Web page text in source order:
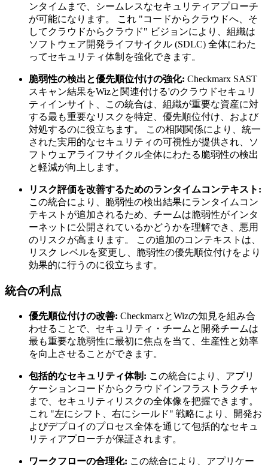
ンタイムまで、シームレスなセキュリティアプローチ
が可能になります。 これ "コードからクラウドへ、そ
してクラウドからクラウド" ビジョンにより、組織は
ソフトウェア開発ライフサイクル (SDLC) 全体にわた
ってセキュリティ体制を強化できます。
脆弱性の検出と優先順位付けの強化: Checkmarx SAST
スキャン結果をWizと関連付ける'のクラウドセキュリ
ティインサイト、この統合は、組織が重要な資産に対
する最も重要なリスクを特定、優先順位付け、および
対処するのに役立ちます。 この相関関係により、統一
された実用的なセキュリティの可視性が提供され、ソ
フトウェアライフサイクル全体にわたる脆弱性の検出
と軽減が向上します。
リスク評価を改善するためのランタイムコンテキスト:
この統合により、脆弱性の検出結果にランタイムコン
テキストが追加されるため、チームは脆弱性がインタ
ーネットに公開されているかどうかを理解でき、悪用
のリスクが高まります。 この追加のコンテキストは、
リスク レベルを変更し、脆弱性の優先順位付けをより
効果的に行うのに役立ちます。
統合の利点
優先順位付けの改善: CheckmarxとWizの知見を組み合
わせることで、セキュリティ・チームと開発チームは
最も重要な脆弱性に最初に焦点を当て、生産性と効率
を向上させることができます。
包括的なセキュリティ体制: この統合により、アプリ
ケーションコードからクラウドインフラストラクチャ
まで、セキュリティリスクの全体像を把握できます。
これ "左にシフト、右にシールド" 戦略により、開発お
よびデプロイのプロセス全体を通じて包括的なセキュ
リティアプローチが保証されます。
ワークフローの合理化: この統合により、アプリケー